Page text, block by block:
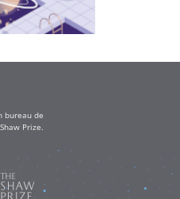
bureau de
Prize.